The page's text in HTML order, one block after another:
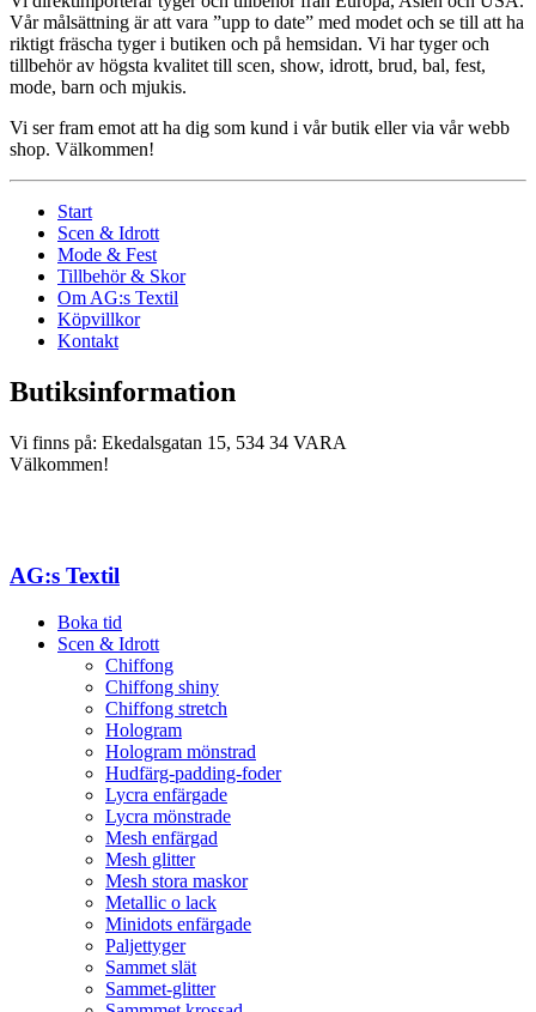
Vår målsättning är att vara ”upp to date” med modet och se till att ha
riktigt fräscha tyger i butiken och på hemsidan. Vi har tyger och
tillbehör av högsta kvalitet till scen, show, idrott, brud, bal, fest,
mode, barn och mjukis.
Vi ser fram emot att ha dig som kund i vår butik eller via vår webb
shop. Välkommen!
Start
Scen & Idrott
Mode & Fest
Tillbehör & Skor
Om AG:s Textil
Köpvillkor
Kontakt
Butiksinformation
Vi finns på: Ekedalsgatan 15, 534 34 VARA
Välkommen!
AG:s Textil
Boka tid
Scen & Idrott
Chiffong
Chiffong shiny
Chiffong stretch
Hologram
Hologram mönstrad
Hudfärg-padding-foder
Lycra enfärgade
Lycra mönstrade
Mesh enfärgad
Mesh glitter
Mesh stora maskor
Metallic o lack
Minidots enfärgade
Paljettyger
Sammet slät
Sammet-glitter